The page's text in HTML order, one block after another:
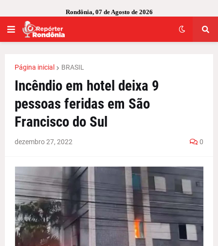
Rondônia, 07 de Agosto de 2026
Página inicial BRASIL
Incêndio em hotel deixa 9
pessoas feridas em São
Francisco do Sul
dezembro 27, 2022 0